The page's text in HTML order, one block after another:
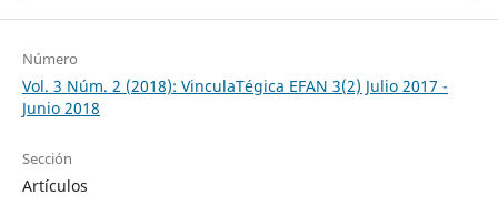
Número
Vol. 3 Núm. 2 (2018): VinculaTégica EFAN 3(2) Julio 2017 -
Junio 2018
Sección
Artículos